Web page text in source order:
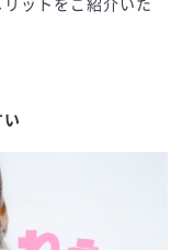
ットをご紹介いた